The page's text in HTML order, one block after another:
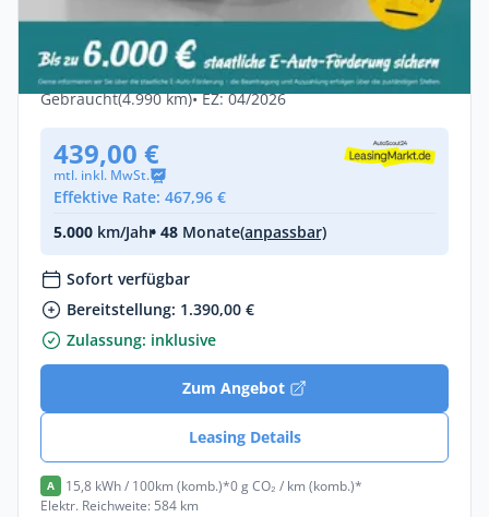
Kia EV4 81kWh GT-Line
+MY26+DriveWise+Glasdach+360*++
Elektro •Automatik •204 PS (150 kW)
Gebraucht(4.990 km)• EZ: 04/2026
439,00 €
mtl. inkl. MwSt.
Effektive Rate: 467,96 €
5.000 km/Jahr• 48 Monate(anpassbar)
Sofort verfügbar
Bereitstellung: 1.390,00 €
Zulassung: inklusive
Zum Angebot
Leasing Details
A 15,8 kWh / 100km (komb.)*0 g CO₂ / km (komb.)*
Elektr. Reichweite: 584 km